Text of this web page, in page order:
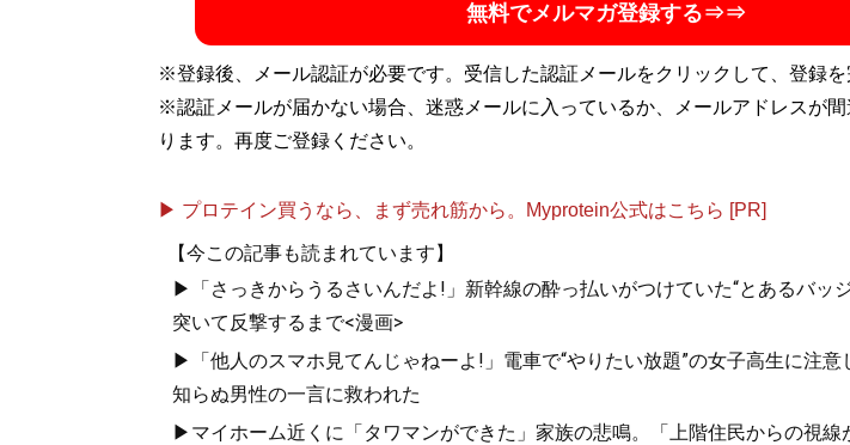
無料でメルマガ登録する⇒⇒
※登録後、メール認証が必要です。受信した認証メールをクリックして、登録を
※認証メールが届かない場合、迷惑メールに入っているか、メールアドレスが
ります。再度ご登録ください。
▶ プロテイン買うなら、まず売れ筋から。Myprotein公式はこちら [PR]
【今この記事も読まれています】
▶「さっきからうるさいんだよ!」新幹線の酔っ払いがつけていた“とあるバッ
突いて反撃するまで<漫画>
▶「他人のスマホ見てんじゃねーよ!」電車で“やりたい放題”の女子高生に注意
知らぬ男性の一言に救われた
▶マイホーム近くに「タワマンができた」家族の悲鳴。「上階住民からの視線